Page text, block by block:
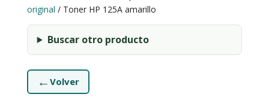
original / Toner HP 125A amarillo
Buscar otro producto
← Volver